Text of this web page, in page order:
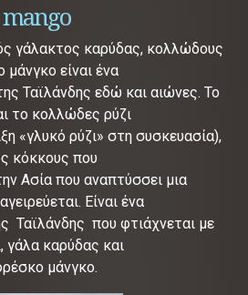
γάλακτος καρύδας, κολλώδους
μάνγκο είναι ένα
Ταϊλάνδης εδώ και αιώνες. Το
το κολλώδες ρύζι
«γλυκό ρύζι» στη συσκευασία),
κόκκους που
Ασία που αναπτύσσει μια
Είναι ένα
Ταϊλάνδης που φτιάχνεται με
γάλα καρύδας και
μάνγκο.